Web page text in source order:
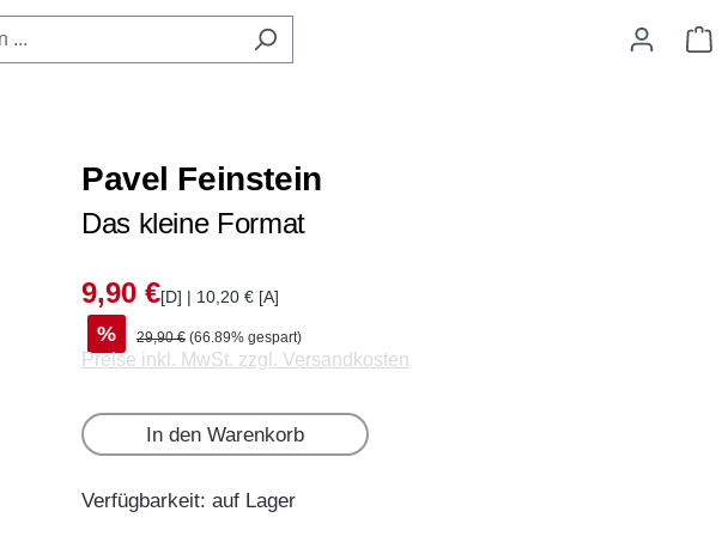
Pavel Feinstein
Das kleine Format
9,90 €[D] | 10,20 € [A]
% 29,90 € (66.89% gespart)
Preise inkl. MwSt. zzgl. Versandkosten
In den Warenkorb
Verfügbarkeit: auf Lager